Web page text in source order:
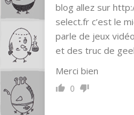
blog allez sur
select.fr c’est le
parle de jeux
et des truc de
Merci bien
0